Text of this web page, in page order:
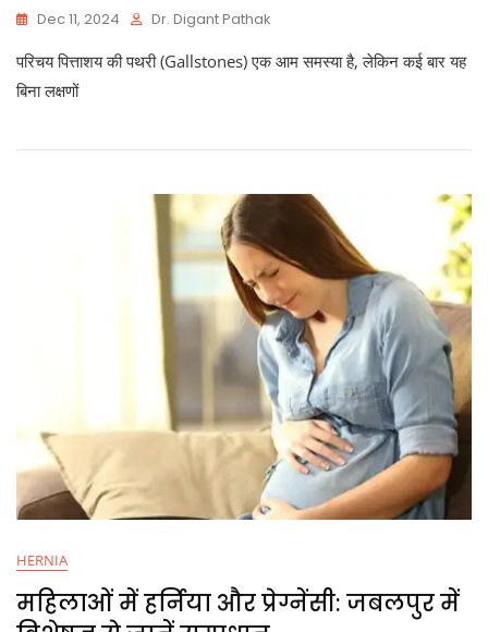
Dec 11, 2024 Dr. Digant Pathak
परिचय पित्ताशय की पथरी (Gallstones) एक आम समस्या है, लेकिन कई बार यह
बिना लक्षणों
HERNIA
महिलाओं में हर्निया और प्रेग्नेंसी: जबलपुर में